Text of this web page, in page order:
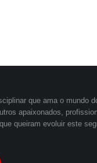
que ama o mundo
apaixonados,
queiram evoluir este